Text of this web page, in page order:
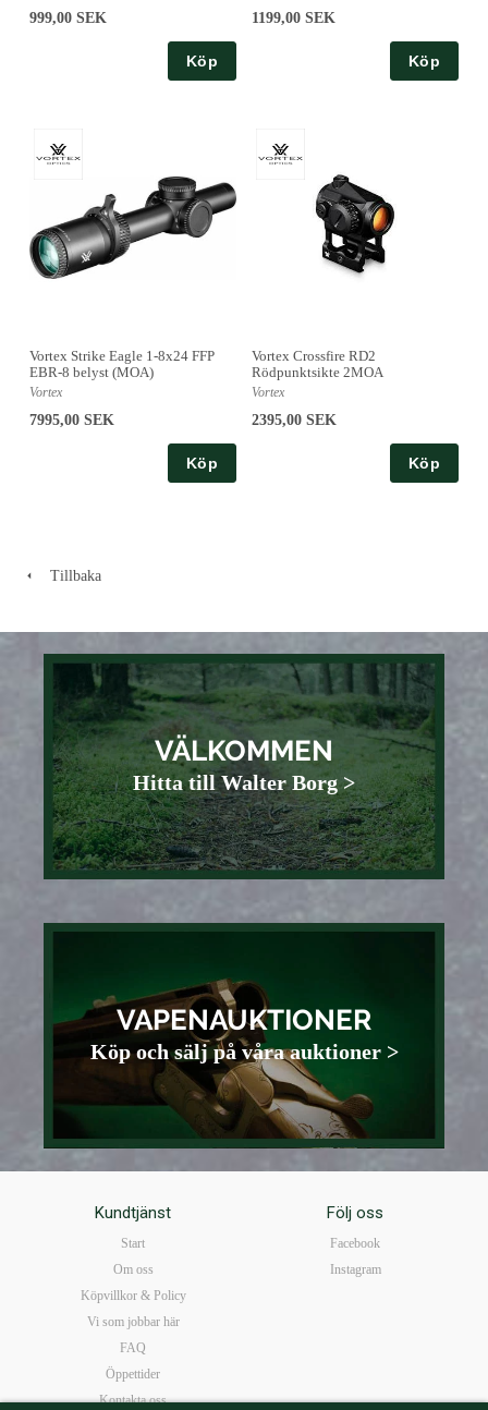
999,00 SEK
Köp
1199,00 SEK
Köp
Vortex Strike Eagle 1-8x24 FFP
EBR-8 belyst (MOA)
Vortex
7995,00 SEK
Köp
Vortex Crossfire RD2
Rödpunktsikte 2MOA
Vortex
2395,00 SEK
Köp
Tillbaka
VÄLKOMMEN
Hitta till Walter Borg >
VAPENAUKTIONER
Köp och sälj på våra auktioner >
Kundtjänst
Start
Om oss
Köpvillkor & Policy
Vi som jobbar här
FAQ
Öppettider
Kontakta oss
Följ oss
Facebook
Instagram